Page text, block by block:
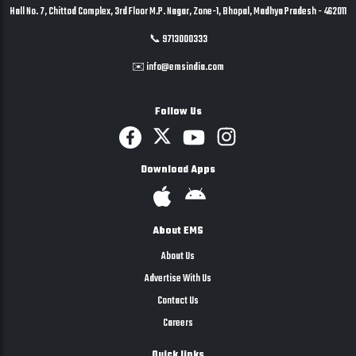
Hall No. 7, Chittod Complex, 3rd Floor M.P. Nagar, Zone-1, Bhopal, Madhya Pradesh - 462011
📞 9713000333
✉️ info@emsindia.com
Follow Us
Download Apps
About EMS
About Us
Advertise With Us
Contact Us
Careers